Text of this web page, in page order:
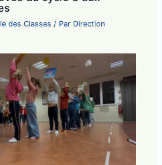
des Classes / Par Direction